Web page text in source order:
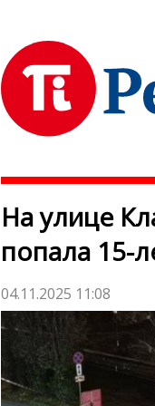
На улице
попала 15-
04.11.2025 11:08